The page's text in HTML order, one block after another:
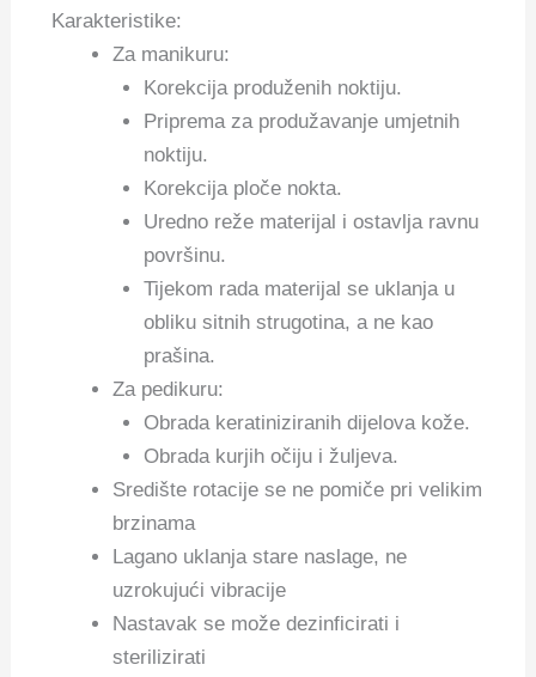
Karakteristike:
Za manikuru:
Korekcija produženih noktiju.
Priprema za produžavanje umjetnih
noktiju.
Korekcija ploče nokta.
Uredno reže materijal i ostavlja ravnu
površinu.
Tijekom rada materijal se uklanja u
obliku sitnih strugotina, a ne kao
prašina.
Za pedikuru:
Obrada keratiniziranih dijelova kože.
Obrada kurjih očiju i žuljeva.
Središte rotacije se ne pomiče pri velikim
brzinama
Lagano uklanja stare naslage, ne
uzrokujući vibracije
Nastavak se može dezinficirati i
sterilizirati